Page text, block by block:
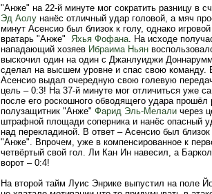
"Анже" на 22-й минуте мог сократить разницу в
Эд Аолунанёс отличный удар головой, а мяч
минут Асенсио был близок к голу, однако
вратарь "Анже" Яхья Фофана. На исходе
нападающий хозяев Ибраима Ньян
выскочил один на один с Джанлуиджи
сделал на высшем уровне и спас свою команду.
Асенсио выдал очередную свою голевую
цель – 0:3! На 37-й минуте мог отличиться уже
после его роскошного обводящего удара
полузащитник "Анже" Фарид Эль-Мелаличерез
штрафной площади соперника и нанёс опасный
над перекладиной. В ответ – Асенсио был
"Анже". Впрочем, уже в компенсированное к
четвёртый свой гол. Ли Кан Ин навесил, а
ворот – 0:4!
На второй тайм Луис Энрике выпустил на поле